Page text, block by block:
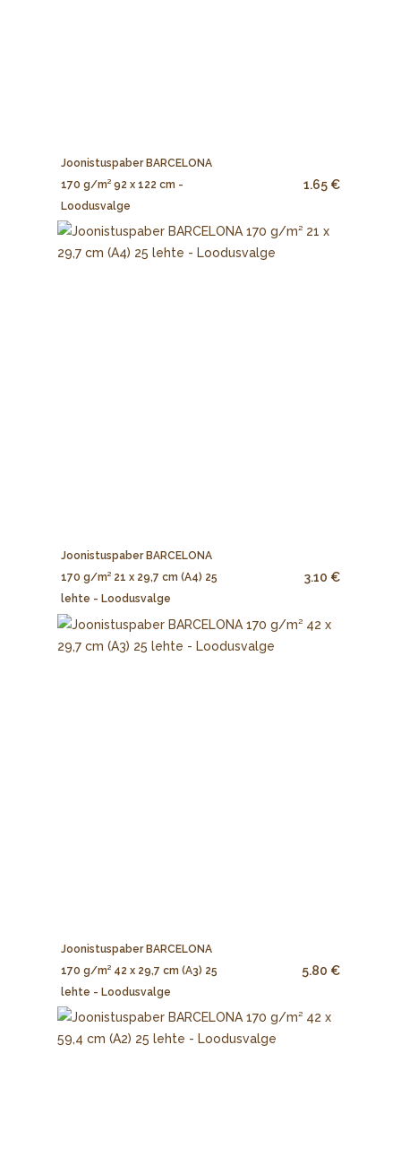
Joonistuspaber BARCELONA
170 g/m² 92 x 122 cm -
Loodusvalge
1.65 €
Joonistuspaber BARCELONA
170 g/m² 21 x 29,7 cm (A4) 25
lehte - Loodusvalge
3.10 €
Joonistuspaber BARCELONA
170 g/m² 42 x 29,7 cm (A3) 25
lehte - Loodusvalge
5.80 €